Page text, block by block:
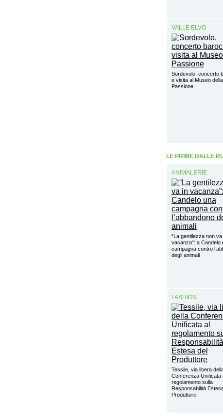
VALLE ELVO
Sordevolo, concerto
e visita al Museo della
Passione
LE PRIME DALLE
ANIMALERIE
“La gentilezza non va
vacanza”: a Candelo
campagna contro
degli animali
FASHION
Tessile, via libera
Conferenza Unificata
regolamento sulla
Responsabilità
Produttore